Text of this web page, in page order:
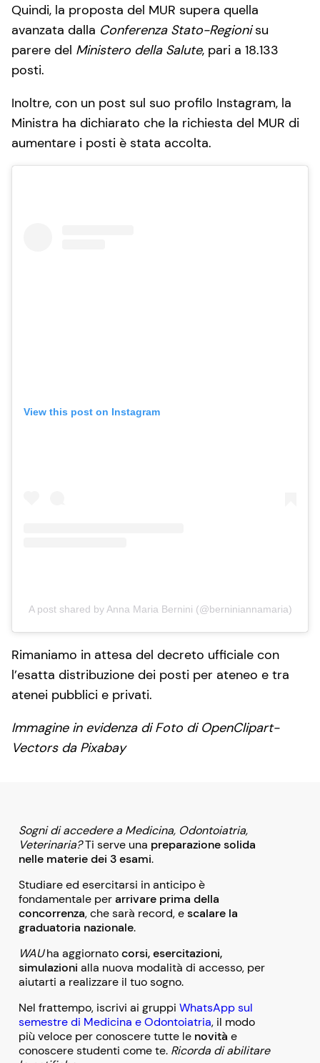
Quindi, la proposta del MUR supera quella
avanzata dalla Conferenza Stato-Regionisu
parere del Ministero della Salute, pari a 18.133
posti.
Inoltre, con un post sul suo profilo Instagram, la
Ministra ha dichiarato che la richiesta del MUR di
aumentare i posti è stata accolta.
View this post on Instagram
A post shared by Anna Maria Bernini (@berniniannamaria)
Rimaniamo in attesa del decreto ufficiale con
l’esatta distribuzione dei posti per ateneo e tra
atenei pubblici e privati.
Immagine in evidenza di Foto di OpenClipart-
Vectors da Pixabay
Sogni di accedere a Medicina, Odontoiatria,
Veterinaria?Ti serve una preparazione solida
nelle materie dei 3 esami.
Studiare ed esercitarsi in anticipo è
fondamentale perarrivare prima della
concorrenza, che sarà record, escalare la
graduatoria nazionale.
WAUha aggiornatocorsi, esercitazioni,
simulazioni alla nuova modalità di accesso, per
aiutarti a realizzare il tuo sogno.
Nel frattempo, iscrivi ai gruppi WhatsApp sul
semestre di Medicina e Odontoiatria, il modo
più veloce per conoscere tutte le novità e
conoscere studenti come te. Ricorda di abilitare